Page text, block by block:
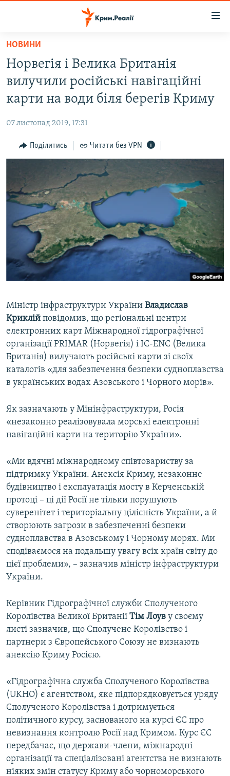
Перейти
основного
матеріалу
Перейти
до
основної
Перейти
до
ВОДА.КРИМ
ВІДЕО ТА ФОТО
БЛОГИ
ПОГЛЯД
ВСЕ ЗА ДЕНЬ
СПЕЦПРОЕКТИ
ДЕПОРТАЦІЯ
ВІДЕОУРОКИ «ELIFBE»
СВІДЧЕННЯ ОКУПАЦІЇ
УКРАЇНСЬКА ПРОБЛЕМА КРИМУ
ЯК ОБІЙТИ БЛОКУВАННЯ
Русский
Qırımtatar
Усі сайти RFE/RL
НОВИНИ
Норвегія і Велика Британія
вилучили російські навігаційні
карти на води біля берегів Криму
07 листопад 2019, 17:31
Поділитись Читати без VPN
Міністр інфраструктури України Владислав
Криклій повідомив, що регіональні центри
електронних карт Міжнародної гідрографічної
організації PRIMAR (Норвегія) і IC-ENC (Велика
Британія) вилучають російські карти зі своїх
каталогів «для забезпечення безпеки судноплавства
в українських водах Азовського і Чорного морів».
Як зазначають у Мінінфраструктури, Росія
«незаконно реалізовувала морські електронні
навігаційні карти на територію України».
«Ми вдячні міжнародному співтовариству за
підтримку України. Анексія Криму, незаконне
будівництво і експлуатація мосту в Керченській
протоці – ці дії Росії не тільки порушують
суверенітет і територіальну цілісність України, а й
створюють загрози в забезпеченні безпеки
судноплавства в Азовському і Чорному морях. Ми
сподіваємося на подальшу увагу всіх країн світу до
цієї проблеми», – зазначив міністр інфраструктури
України.
Керівник Гідрографічної служби Сполученого
Королівства Великої Британії Тім Лоув у своєму
листі зазначив, що Сполучене Королівство і
партнери з Європейського Союзу не визнають
анексію Криму Росією.
«Гідрографічна служба Сполученого Королівства
(UKHO) є агентством, яке підпорядковується уряду
Сполученого Королівства і дотримується
політичного курсу, заснованого на курсі ЄС про
невизнання контролю Росії над Кримом. Курс ЄС
передбачає, що держави-члени, міжнародні
організації та спеціалізовані агентства не визнають
ніяких змін статусу Криму або чорноморського